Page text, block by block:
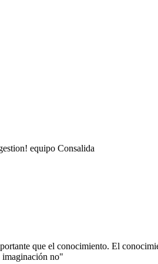
equipo Consalida
que el conocimiento. El
imaginación no"